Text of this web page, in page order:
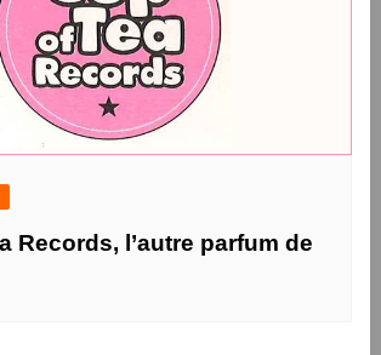
Records, l’autre parfum de